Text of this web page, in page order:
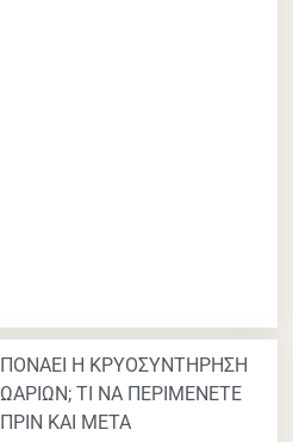
ΠΟΝΑΕΙ Η ΚΡΥΟΣΥΝΤΗΡΗΣΗ
ΩΑΡΙΩΝ; ΤΙ ΝΑ ΠΕΡΙΜΕΝΕΤΕ
ΠΡΙΝ ΚΑΙ ΜΕΤΑ